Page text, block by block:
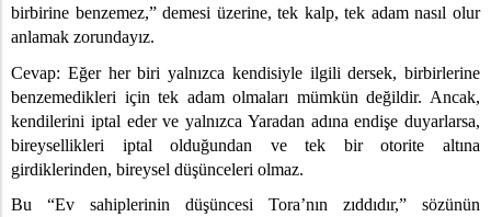
birbirine benzemez,” demesi üzerine, tek kalp, tek adam nasıl olur
anlamak zorundayız.
Cevap: Eğer her biri yalnızca kendisiyle ilgili dersek, birbirlerine
benzemedikleri için tek adam olmaları mümkün değildir. Ancak,
kendilerini iptal eder ve yalnızca Yaradan adına endişe duyarlarsa,
bireysellikleri iptal olduğundan ve tek bir otorite altına
girdiklerinden, bireysel düşünceleri olmaz.
Bu “Ev sahiplerinin düşüncesi Tora’nın zıddıdır,” sözünün